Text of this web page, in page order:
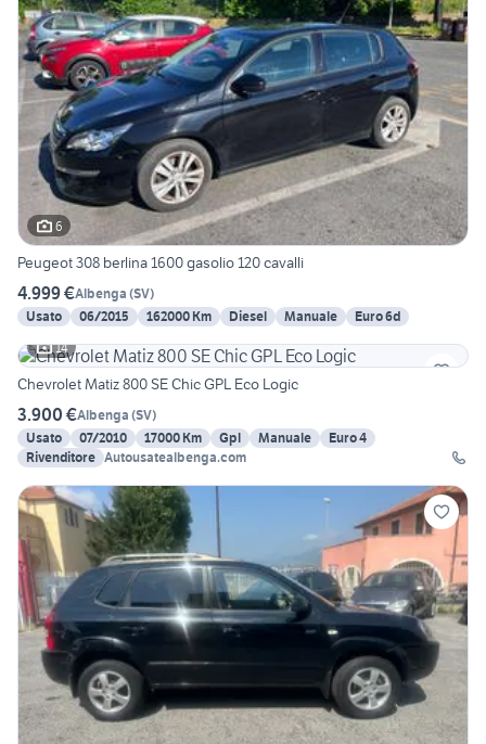
6
Peugeot 308 berlina 1600 gasolio 120 cavalli
4.999 €Albenga (SV)
Usato
06/2015 162000 Km Diesel Manuale
Euro 6d
14
Chevrolet Matiz 800 SE Chic GPL Eco Logic
3.900 €Albenga (SV)
Usato
07/2010 17000 Km Gpl Manuale
Euro 4
Rivenditore Autousatealbenga.com